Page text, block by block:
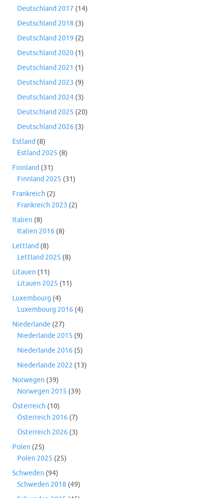
Deutschland 2017 (14)
Deutschland 2018 (3)
Deutschland 2019 (2)
Deutschland 2020 (1)
Deutschland 2021 (1)
Deutschland 2023 (9)
Deutschland 2024 (3)
Deutschland 2025 (20)
Deutschland 2026 (3)
Estland (8)
Estland 2025 (8)
Finnland (31)
Finnland 2025 (31)
Frankreich (2)
Frankreich 2023 (2)
Italien (8)
Italien 2016 (8)
Lettland (8)
Lettland 2025 (8)
Litauen (11)
Litauen 2025 (11)
Luxembourg (4)
Luxembourg 2016 (4)
Niederlande (27)
Niederlande 2015 (9)
Niederlande 2016 (5)
Niederlande 2022 (13)
Norwegen (39)
Norwegen 2015 (39)
Österreich (10)
Österreich 2016 (7)
Österreich 2026 (3)
Polen (25)
Polen 2025 (25)
Schweden (94)
Schweden 2018 (49)